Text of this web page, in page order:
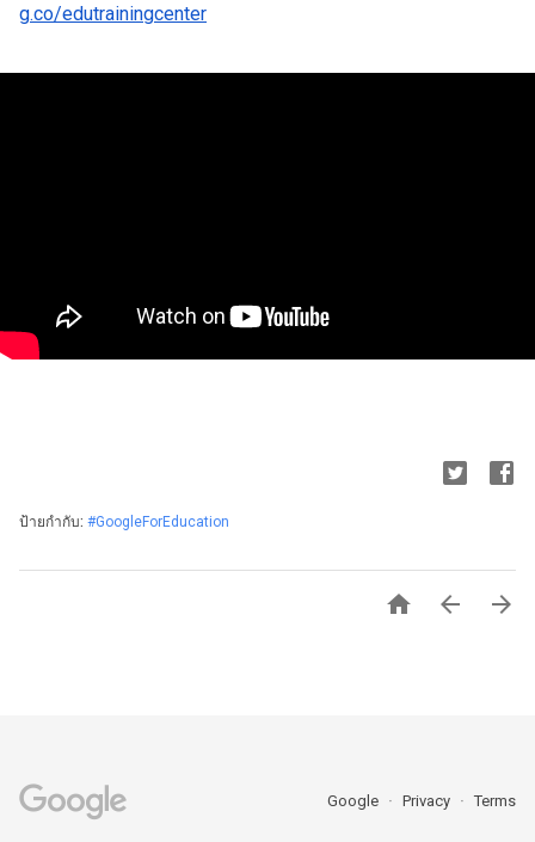
g.co/edutrainingcenter
ป้ายกำกับ: #GoogleForEducation
  
Google Privacy Terms